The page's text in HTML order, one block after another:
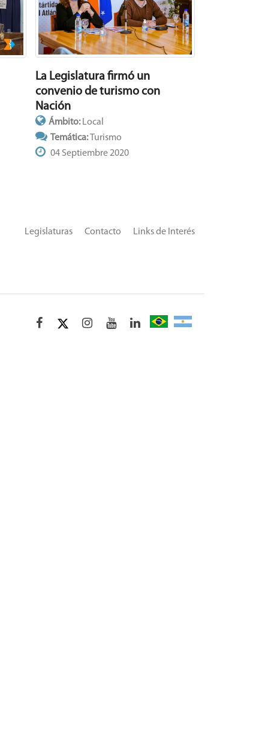
La Legislatura firmó un
convenio de turismo con
Nación
Ámbito:Local
Temática:Turismo
04 Septiembre 2020
Links de Interés
Contacto
Legislaturas